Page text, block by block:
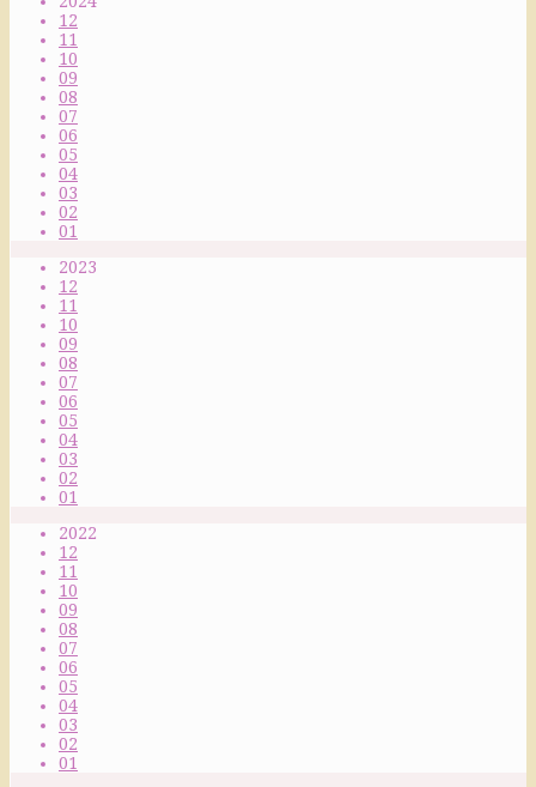
12
11
10
09
08
07
06
05
04
03
02
01
2023
12
11
10
09
08
07
06
05
04
03
02
01
2022
12
11
10
09
08
07
06
05
04
03
02
01